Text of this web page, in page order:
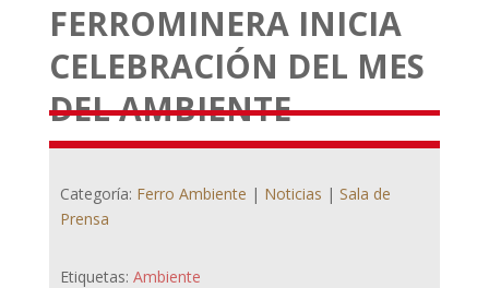
FERROMINERA INICIA
CELEBRACIÓN DEL MES
DEL AMBIENTE
Categoría: Ferro Ambiente | Noticias | Sala de
Prensa
Etiquetas: Ambiente